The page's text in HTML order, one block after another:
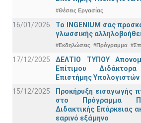
#Θέσεις Εργασίας
16/01/2026
Το INGENIUM σας
γλωσσικής
#Εκδηλώσεις #Πρόγραμμα
17/12/2025
ΔΕΛΤΙΟ ΤΥΠΟΥ
Επίτιμου
Επιστήμης Υπολογιστών
15/12/2025
Προκήρυξη εισαγωγής
στο Πρόγραμμα
Διδακτικής Επάρκειας
εαρινό εξάμηνο